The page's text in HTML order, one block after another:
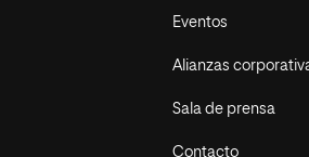
Eventos
Alianzas
Sala de prensa
Contacto